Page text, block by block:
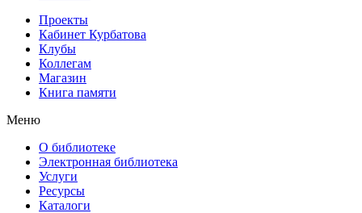
Проекты
Кабинет Курбатова
Клубы
Коллегам
Магазин
Книга памяти
Меню
О библиотеке
Электронная библиотека
Услуги
Ресурсы
Каталоги